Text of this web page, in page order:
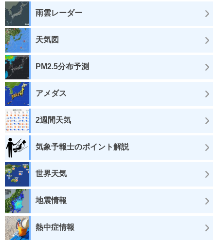
雨雲レーダー
天気図
PM2.5分布予測
アメダス
2週間天気
気象予報士のポイント解説
世界天気
地震情報
熱中症情報